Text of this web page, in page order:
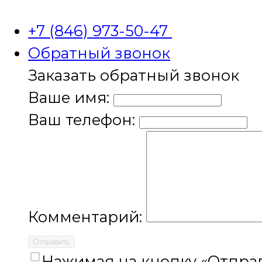
+7 (846) 973-50-47
Обратный звонок
Заказать обратный звонок
Ваше имя:
Ваш телефон:
Комментарий:
Отправить